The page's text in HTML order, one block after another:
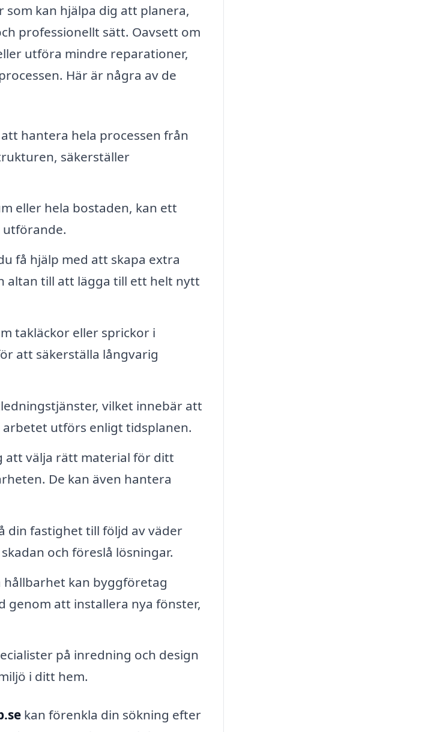
kan hjälpa dig att planera,
professionellt sätt. Oavsett om
utföra mindre reparationer,
Här är några av de
hantera hela processen från
säkerställer
eller hela bostaden, kan ett
utförande.
få hjälp med att skapa extra
altan till att lägga till ett helt nytt
takläckor eller sprickor i
att säkerställa långvarig
vilket innebär att
utförs enligt tidsplanen.
att välja rätt material för ditt
De kan även hantera
din fastighet till följd av väder
och föreslå lösningar.
hållbarhet kan byggföretag
genom att installera nya fönster,
på inredning och design
i ditt hem.
kan förenkla din sökning efter